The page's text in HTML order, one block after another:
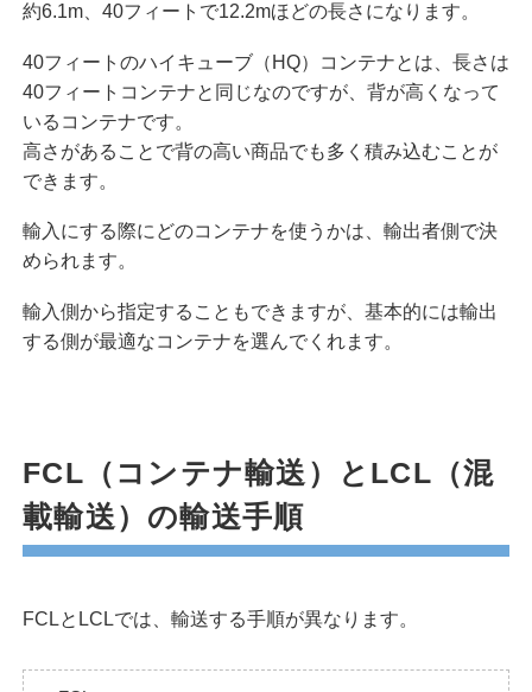
約6.1m、40フィートで12.2mほどの長さになります。
40フィートのハイキューブ（HQ）コンテナとは、長さは
40フィートコンテナと同じなのですが、背が高くなって
いるコンテナです。
高さがあることで背の高い商品でも多く積み込むことが
できます。
輸入にする際にどのコンテナを使うかは、輸出者側で決
められます。
輸入側から指定することもできますが、基本的には輸出
する側が最適なコンテナを選んでくれます。
FCL（コンテナ輸送）とLCL（混
載輸送）の輸送手順
FCLとLCLでは、輸送する手順が異なります。